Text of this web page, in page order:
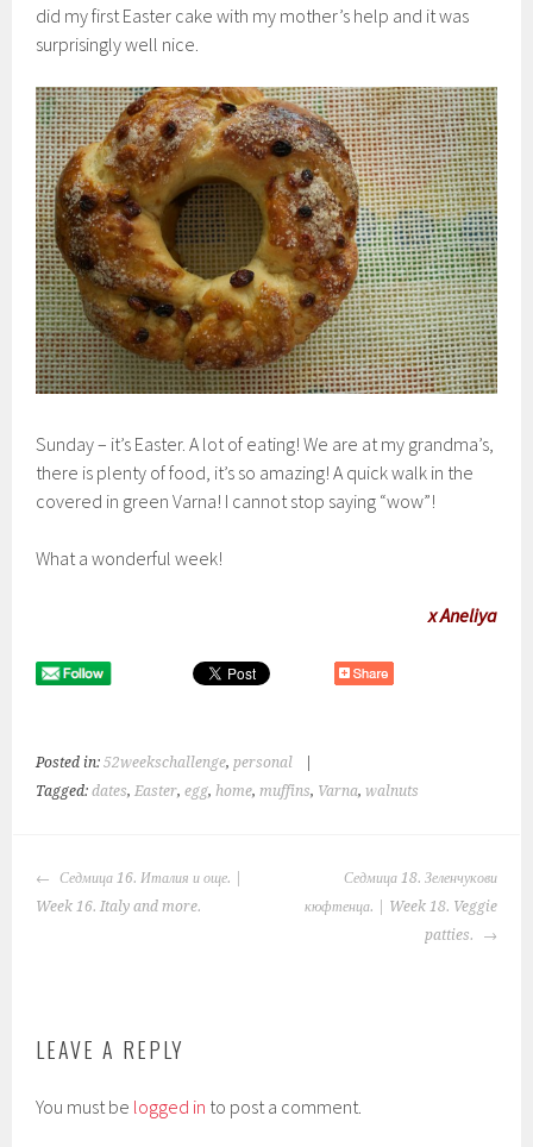
did my first Easter cake with my mother’s help and it was
surprisingly well nice.
Sunday – it’s Easter. A lot of eating! We are at my grandma’s,
there is plenty of food, it’s so amazing! A quick walk in the
covered in green Varna! I cannot stop saying “wow”!
What a wonderful week!
x Aneliya
Posted in:52weekschallenge, personal
Tagged:dates, Easter,egg, home, muffins, Varna,walnuts
POST
NAVIGATION
Седмица 16. Италия и още. |
Week 16. Italy and more.
Седмица 18. Зеленчукови
кюфтенца. | Week 18. Veggie
patties.
LEAVE A REPLY
You must be logged in to post a comment.